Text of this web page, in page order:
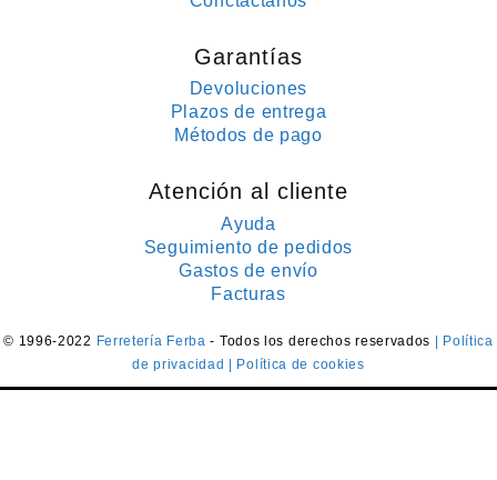
Garantías
Devoluciones
Plazos de entrega
Métodos de pago
Atención al cliente
Ayuda
Seguimiento de pedidos
Gastos de envío
Facturas
© 1996-2022 Ferretería Ferba- Todos los derechos reservados
| Política
de privacidad
| Política de cookies